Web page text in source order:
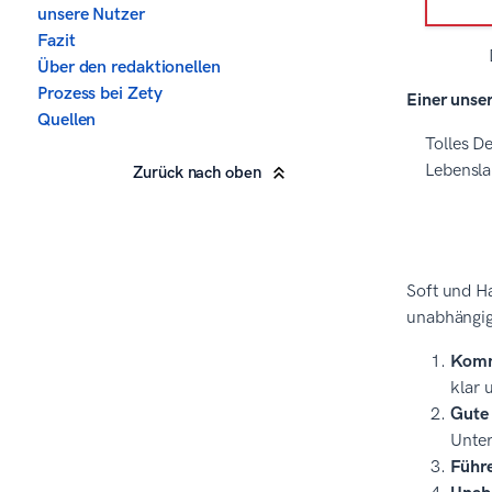
unsere Nutzer
Fazit
Über den redaktionellen
Prozess bei Zety
Quellen
Zurück nach oben
Einer
Tolles
Soft und
klar
Gute